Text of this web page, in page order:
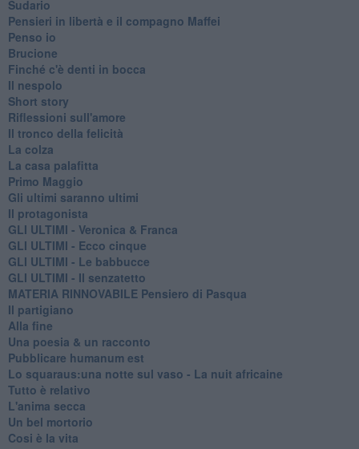
Sudario
Pensieri in libertà e il compagno Maffei
Penso io
Brucione
Finché c'è denti in bocca
Il nespolo
Short story
Riflessioni sull'amore
Il tronco della felicità
La colza
La casa palafitta
Primo Maggio
Gli ultimi saranno ultimi
Il protagonista
GLI ULTIMI - Veronica & Franca
GLI ULTIMI - Ecco cinque
GLI ULTIMI - Le babbucce
GLI ULTIMI - Il senzatetto
MATERIA RINNOVABILE Pensiero di Pasqua
Il partigiano
Alla fine
Una poesia & un racconto
Pubblicare humanum est
Lo squaraus:una notte sul vaso - La nuit africaine
Tutto è relativo
L'anima secca
Un bel mortorio
Cosi è la vita